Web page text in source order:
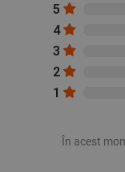
5
4
3
2
1
În acest